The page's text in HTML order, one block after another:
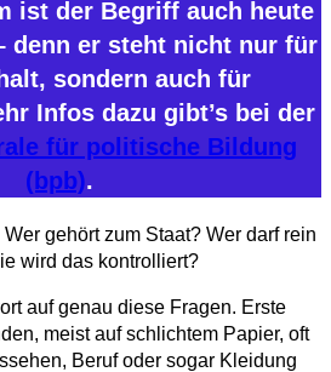
ist der Begriff auch heute
denn er steht nicht nur für
sondern auch für
Infos dazu gibt’s bei der
für politische Bildung
(bpb).
gehört zum Staat? Wer darf rein
wird das kontrolliert?
auf genau diese Fragen. Erste
meist auf schlichtem Papier, oft
Beruf oder sogar Kleidung